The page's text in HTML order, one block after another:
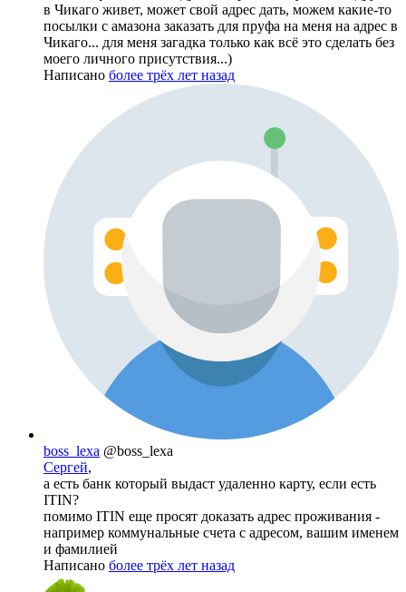
в Чикаго живет, может свой адрес дать, можем какие-то
посылки с амазона заказать для пруфа на меня на адрес в
Чикаго... для меня загадка только как всё это сделать без
моего личного присутствия...)
Написано более трёх лет назад
boss_lexa @boss_lexa
Сергей,
а есть банк который выдаст удаленно карту, если есть
ITIN?
помимо ITIN еще просят доказать адрес проживания -
например коммунальные счета с адресом, вашим именем
и фамилией
Написано более трёх лет назад